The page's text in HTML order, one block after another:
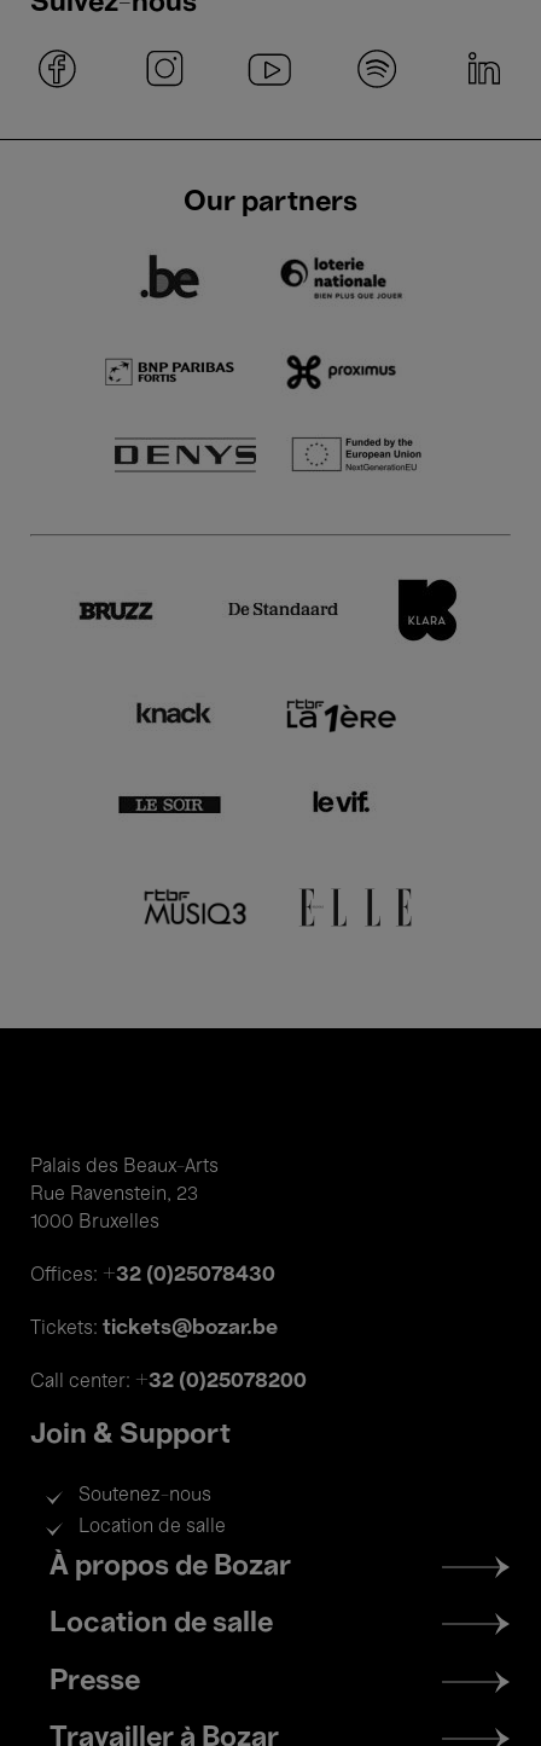
Our partners
Palais des Beaux-Arts
Rue Ravenstein, 23
1000 Bruxelles
Offices: +32 (0)25078430
Tickets: tickets@bozar.be
Call center: +32 (0)25078200
Join & Support
Soutenez-nous
Location de salle
Footer
menu
À propos de Bozar
Location de salle
Presse
Travailler à Bozar